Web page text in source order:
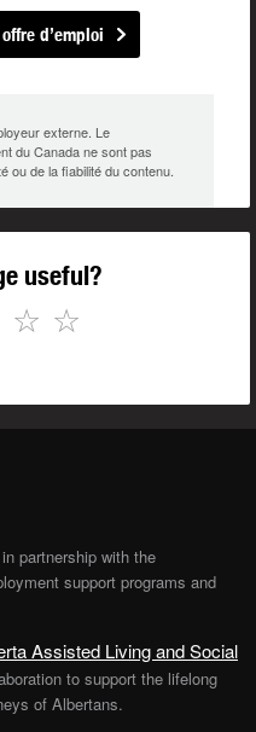
d’emploi
externe. Le
du Canada ne sont pas
ou de la fiabilité du contenu.
useful?
☆
☆
partnership with the
support programs and
Assisted Living and Social
to support the lifelong
of Albertans.